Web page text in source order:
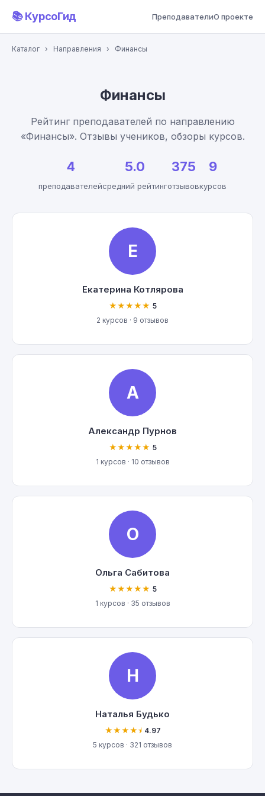
📚 КурсоГид ПреподавателиО проекте
Каталог › Направления › Финансы
Финансы
Рейтинг преподавателей по направлению
«Финансы». Отзывы учеников, обзоры курсов.
4
преподавателей
5.0
средний рейтинг
375
отзывов
9
курсов
Е
Екатерина Котлярова
★★★★★ 5
2 курсов · 9 отзывов
А
Александр Пурнов
★★★★★ 5
1 курсов · 10 отзывов
О
Ольга Сабитова
★★★★★ 5
1 курсов · 35 отзывов
Н
Наталья Будько
★★★★⯨ 4.97
5 курсов · 321 отзывов